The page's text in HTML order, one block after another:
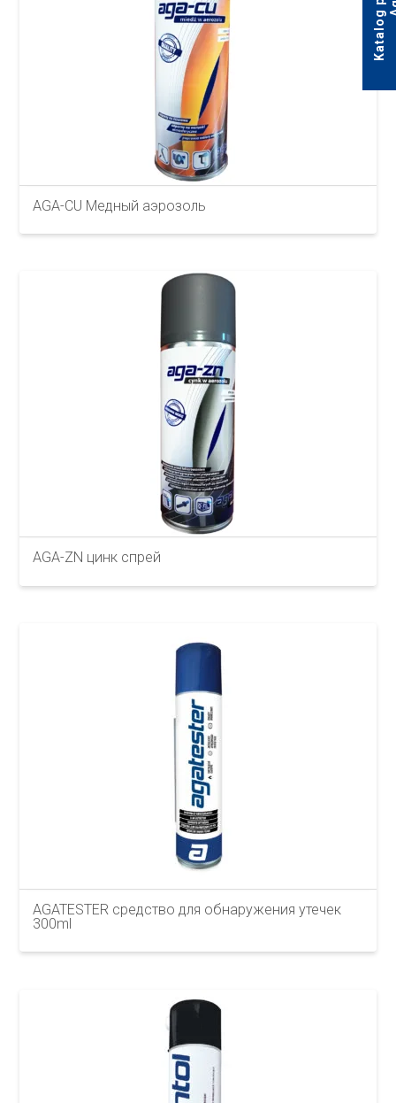
AGA-CU Медный аэрозоль
AGA-ZN цинк спрей
AGATESTER средство для обнаружения утечек
300ml